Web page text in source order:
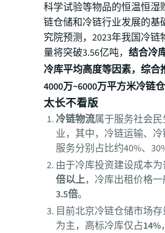
科学试验等物品的恒温恒湿
链仓储和冷链行业发展的基
究院预测，2023年我国冷链
量将突破3.56亿吨， 结合冷
冷库平均高度等因素，综合
4000万~6000万平方米冷链
太长不看版
冷链物流属于服务社会
业，其中，冷链运输、
服务分别占比约40%、
由于冷库投资建设成本
倍以上，冷库出租价格
3.5倍。
目前北京冷链仓储市场
为主，高标冷库仅占14%